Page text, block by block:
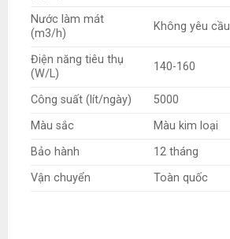
Nước làm mát
(m3/h)
Không yêu cầu
Điện năng tiêu thụ
(W/L)
140-160
Công suất (lít/ngày)
5000
Màu sắc
Màu kim loại
Bảo hành
12 tháng
Vận chuyển
Toàn quốc